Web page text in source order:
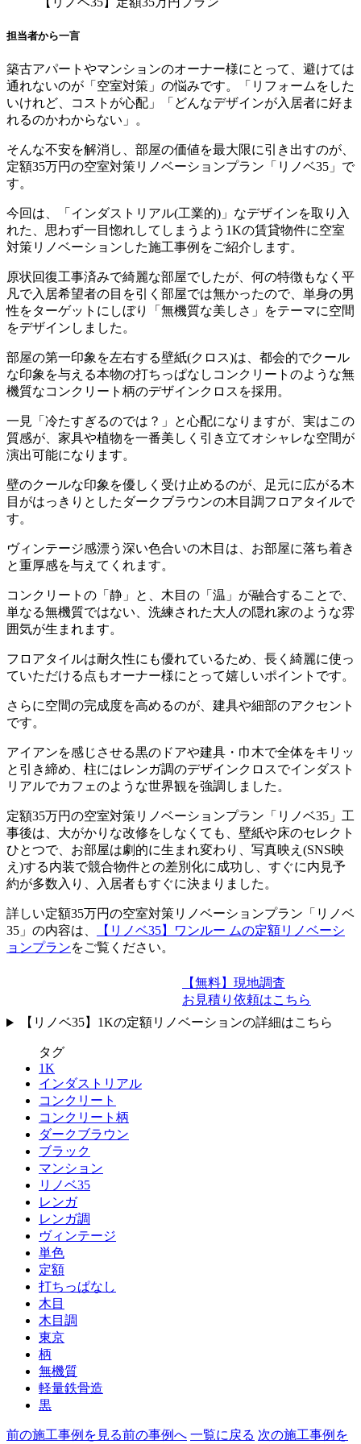
担当者から一言
築古アパートやマンションのオーナー様にとって、避けては
通れないのが「空室対策」の悩みです。「リフォームをした
いけれど、コストが心配」「どんなデザインが入居者に好ま
れるのかわからない」。
そんな不安を解消し、部屋の価値を最大限に引き出すのが、
定額35万円の空室対策リノベーションプラン「リノベ35」で
す。
今回は、「インダストリアル(工業的)」なデザインを取り入
れた、思わず一目惚れしてしまうよう1Kの賃貸物件に空室
対策リノベーションした施工事例をご紹介します。
原状回復工事済みで綺麗な部屋でしたが、何の特徴もなく平
凡で入居希望者の目を引く部屋では無かったので、単身の男
性をターゲットにしぼり「無機質な美しさ」をテーマに空間
をデザインしました。
部屋の第一印象を左右する壁紙(クロス)は、都会的でクール
な印象を与える本物の打ちっぱなしコンクリートのような無
機質なコンクリート柄のデザインクロスを採用。
一見「冷たすぎるのでは？」と心配になりますが、実はこの
質感が、家具や植物を一番美しく引き立てオシャレな空間が
演出可能になります。
壁のクールな印象を優しく受け止めるのが、足元に広がる木
目がはっきりとしたダークブラウンの木目調フロアタイルで
す。
ヴィンテージ感漂う深い色合いの木目は、お部屋に落ち着き
と重厚感を与えてくれます。
コンクリートの「静」と、木目の「温」が融合することで、
単なる無機質ではない、洗練された大人の隠れ家のような雰
囲気が生まれます。
フロアタイルは耐久性にも優れているため、長く綺麗に使っ
ていただける点もオーナー様にとって嬉しいポイントです。
さらに空間の完成度を高めるのが、建具や細部のアクセント
です。
アイアンを感じさせる黒のドアや建具・巾木で全体をキリッ
と引き締め、柱にはレンガ調のデザインクロスでインダスト
リアルでカフェのような世界観を強調しました。
定額35万円の空室対策リノベーションプラン「リノベ35」工
事後は、大がかりな改修をしなくても、壁紙や床のセレクト
ひとつで、お部屋は劇的に生まれ変わり、写真映え(SNS映
え)する内装で競合物件との差別化に成功し、すぐに内見予
約が多数入り、入居者もすぐに決まりました。
詳しい定額35万円の空室対策リノベーションプラン「リノベ
35」の内容は、
【リノベ35】ワンルー ムの定額リノベーシ
ョンプランをご覧ください。
【無料】現地調査
お見積り依頼はこちら
【リノベ35】1Kの定額リノベーションの詳細はこちら
タグ
1K
インダストリアル
コンクリート
コンクリート柄
ダークブラウン
ブラック
マンション
リノベ35
レンガ
レンガ調
ヴィンテージ
単色
定額
打ちっぱなし
木目
木目調
東京
柄
無機質
軽量鉄骨造
黒
前の施工事例を見る前の事例へ 一覧に戻る 次の施工事例を